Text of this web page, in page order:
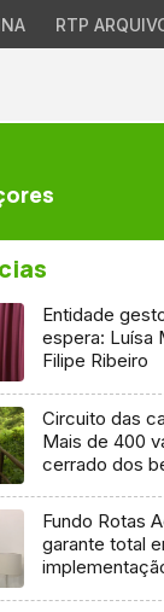
RTP
Entidade
espera: Luísa
Filipe Ribeiro
Circuito das
Mais de 400
cerrado dos
Fundo Rotas
garante total